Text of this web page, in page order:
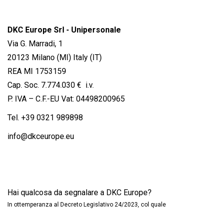
DKC Europe Srl - Unipersonale
Via G. Marradi, 1
20123 Milano (MI) Italy (IT)
REA MI 1753159
Cap. Soc. 7.774.030 € i.v.
P. IVA – C.F.-EU Vat: 04498200965
Tel. +39 0321 989898
info@dkceurope.eu
Hai qualcosa da segnalare a DKC Europe?
In ottemperanza al Decreto Legislativo 24/2023, col quale